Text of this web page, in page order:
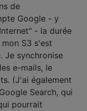
de
Google - y
- la durée
S3 s'est
Je synchronise
e-mails, le
(J'ai également
Search, qui
pourrait